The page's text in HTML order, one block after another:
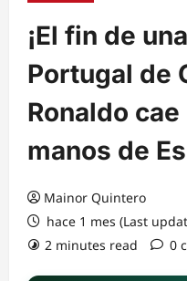
¡El fin de
Portugal de
Ronaldo
manos de
Mainor Quintero
hace 1 mes (Last
2 minutes read
0